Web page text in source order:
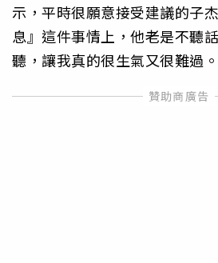
示，平時很願意接受建議的子
息』這件事情上，他老是不聽
聽，讓我真的很生氣又很難過。